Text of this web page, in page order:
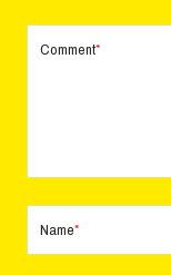
Comment*
Name*